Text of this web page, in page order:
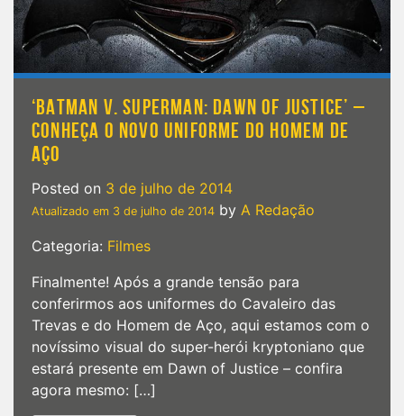
‘BATMAN V. SUPERMAN: DAWN OF JUSTICE’ –
CONHEÇA O NOVO UNIFORME DO HOMEM DE
AÇO
Posted on 3 de julho de 2014
Atualizado em 3 de julho de 2014 by A Redação
Categoria: Filmes
Finalmente! Após a grande tensão para
conferirmos aos uniformes do Cavaleiro das
Trevas e do Homem de Aço, aqui estamos com o
novíssimo visual do super-herói kryptoniano que
estará presente em Dawn of Justice – confira
agora mesmo: […]